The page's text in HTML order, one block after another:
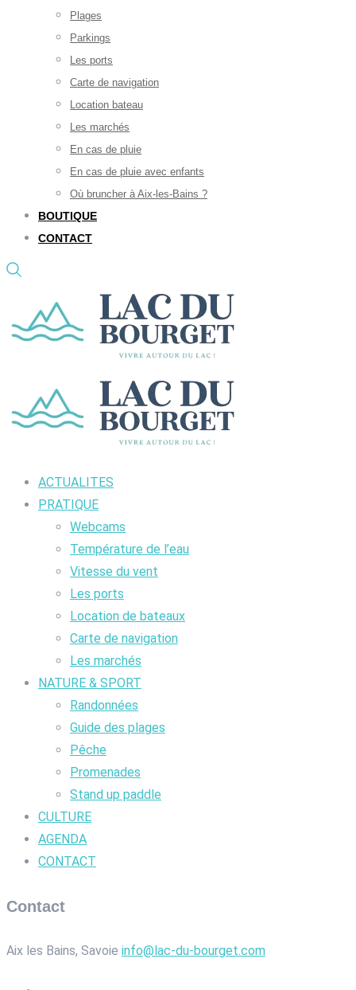
Plages
Parkings
Les ports
Carte de navigation
Location bateau
Les marchés
En cas de pluie
En cas de pluie avec enfants
Où bruncher à Aix-les-Bains ?
BOUTIQUE
CONTACT
ACTUALITES
PRATIQUE
Webcams
Température de l’eau
Vitesse du vent
Les ports
Location de bateaux
Carte de navigation
Les marchés
NATURE & SPORT
Randonnées
Guide des plages
Pêche
Promenades
Stand up paddle
CULTURE
AGENDA
CONTACT
Contact
Aix les Bains, Savoie info@lac-du-bourget.com